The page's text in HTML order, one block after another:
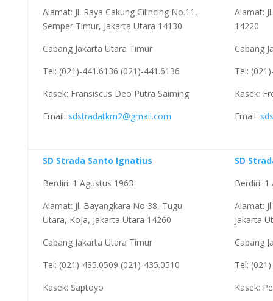
Alamat: Jl. Raya Cakung Cilincing No.11,
Semper Timur, Jakarta Utara 14130
Cabang Jakarta Utara Timur
Tel: (021)-441.6136 (021)-441.6136
Kasek: Fransiscus Deo Putra Saiming
Email: sdstradatkm2@gmail.com
Alamat:
14220
Cabang
Tel:
Kasek:
Email:
SD Strada Santo Ignatius
Berdiri: 1 Agustus 1963
Alamat: Jl. Bayangkara No 38, Tugu
Utara, Koja, Jakarta Utara 14260
Cabang Jakarta Utara Timur
Tel: (021)-435.0509 (021)-435.0510
Kasek: Saptoyo
SD
Berdiri: 1
Alamat:
Jakarta
Cabang
Tel:
Kasek: